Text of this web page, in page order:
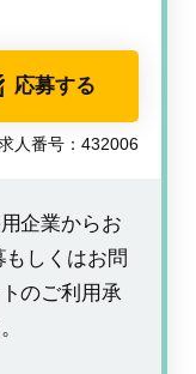
応募する
人番号：432006
企業からお
しくはお問
のご利用承